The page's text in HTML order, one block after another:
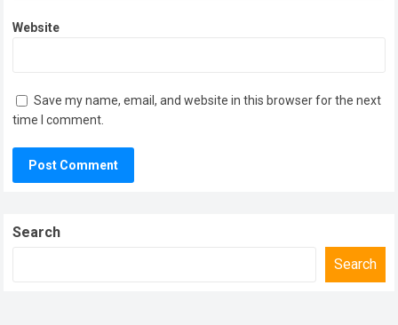
Website
Save my name, email, and website in this browser for the next
time I comment.
Search
Search